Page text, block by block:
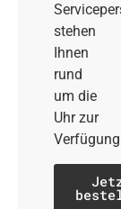
stehen
Ihnen
rund
um die
Uhr zur
Verfügung